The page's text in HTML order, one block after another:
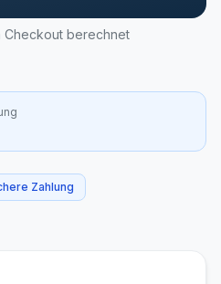
Checkout berechnet
Zahlung